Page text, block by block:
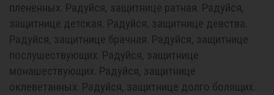
плененных. Радуйся, защитнице ратная. Радуйся,
защитнице детская. Радуйся, защитнице девства.
Радуйся, защитнице брачная. Радуйся, защитнице
послушествующих. Радуйся, защитнице
монашествующих. Радуйся, защитнице
оклеветанных. Радуйся, защитнице долго болящих.